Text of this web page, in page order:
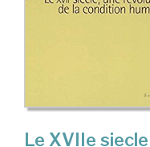
Le XVIIe siecle